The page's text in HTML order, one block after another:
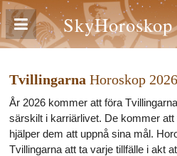
SkyHoroskop
Tvillingarna Horoskop 2026
År 2026 kommer att föra
särskilt i karriärlivet. De kommer
hjälper dem att uppnå sina mål.
Tvillingarna att ta varje tillfälle i akt